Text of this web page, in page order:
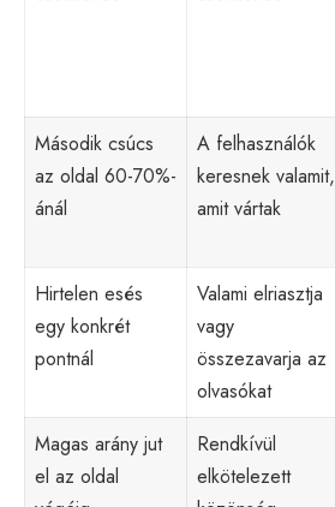
Második csúcs
az oldal 60-70%-
ánál
A felhasználók
keresnek valamit,
amit vártak
Hirtelen esés
egy konkrét
pontnál
Valami elriasztja
vagy
összezavarja az
olvasókat
Magas arány jut
el az oldal
Rendkívül
elkötelezett